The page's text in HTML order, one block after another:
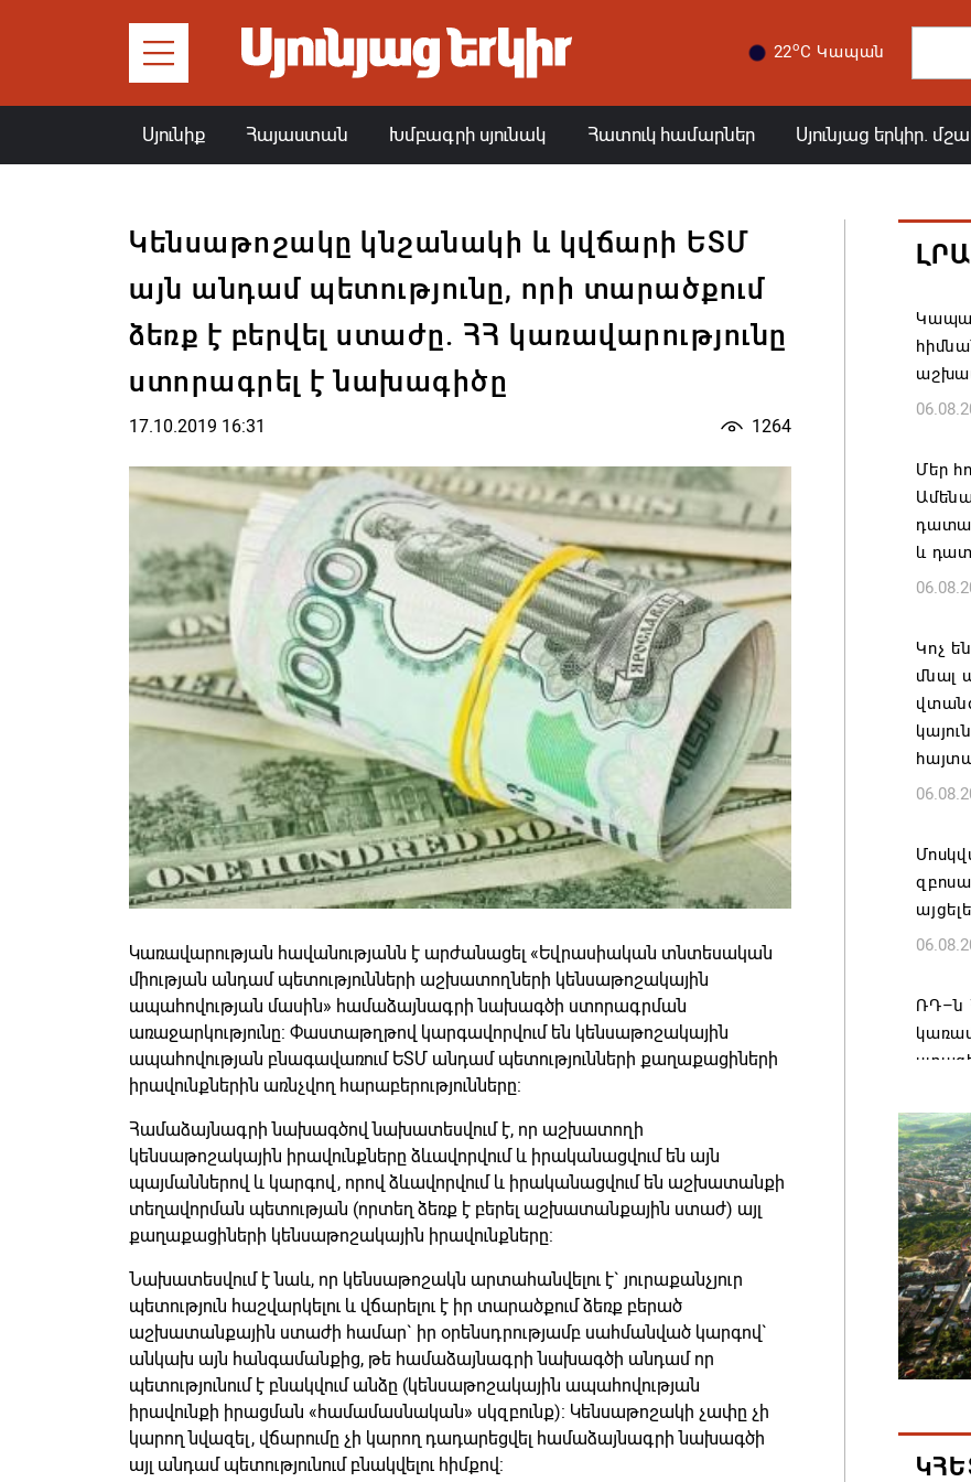
22oC Կապան
Սյունիք Հայաստան Խմբագրի սյունակ Հատուկ համարներ Սյունյաց երկիր.
Կենսաթոշակը կնշանակի և կվճարի ԵՏՄ
այն անդամ պետությունը, որի տարածքում
ձեռք է բերվել ստաժը. ՀՀ կառավարությունը
ստորագրել է նախագիծը
17.10.2019 16:31 1264
Կառավարության հավանությանն է արժանացել «Եվրասիական տնտեսական
միության անդամ պետությունների աշխատողների կենսաթոշակային
ապահովության մասին» համաձայնագրի նախագծի ստորագրման
առաջարկությունը: Փաստաթղթով կարգավորվում են կենսաթոշակային
ապահովության բնագավառում ԵՏՄ անդամ պետությունների քաղաքացիների
իրավունքներին առնչվող հարաբերությունները:
Համաձայնագրի նախագծով նախատեսվում է, որ աշխատողի
կենսաթոշակային իրավունքները ձևավորվում և իրականացվում են այն
պայմաններով և կարգով, որով ձևավորվում և իրականացվում են աշխատանքի
տեղավորման պետության (որտեղ ձեռք է բերել աշխատանքային ստաժ) այլ
քաղաքացիների կենսաթոշակային իրավունքները:
Նախատեսվում է նաև, որ կենսաթոշակն արտահանվելու է` յուրաքանչյուր
պետություն հաշվարկելու և վճարելու է իր տարածքում ձեռք բերած
աշխատանքային ստաժի համար` իր օրենսդրությամբ սահմանված կարգով`
անկախ այն հանգամանքից, թե համաձայնագրի նախագծի անդամ որ
պետությունում է բնակվում անձը (կենսաթոշակային ապահովության
իրավունքի իրացման «համամասնական» սկզբունք): Կենսաթոշակի չափը չի
կարող նվազել, վճարումը չի կարող դադարեցվել համաձայնագրի նախագծի
այլ անդամ պետությունում բնակվելու հիմքով:
Մեր
և
Կոչ
մնալ
ՌԴ–ն